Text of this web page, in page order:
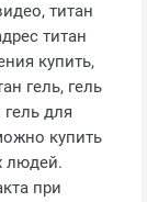
титан
титан
купить,
гель, гель
для
купить
людей.
при